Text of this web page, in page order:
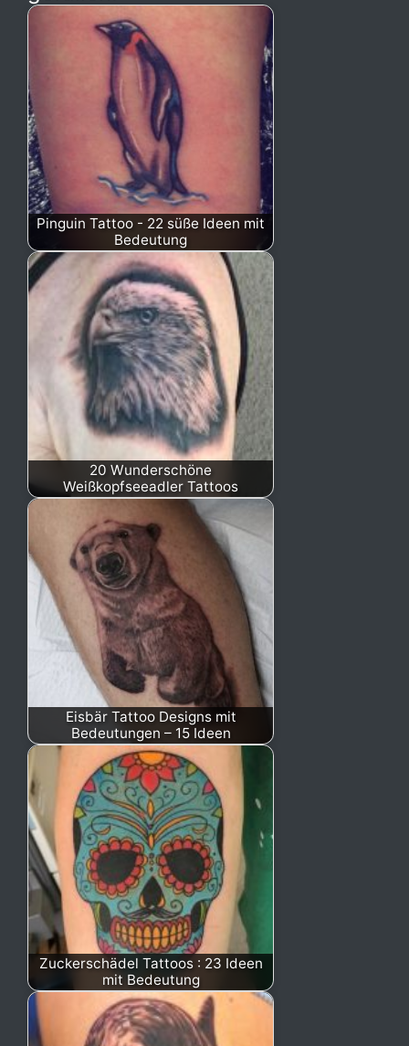
Pinguin Tattoo - 22 süße Ideen mit
Bedeutung
20 Wunderschöne
Weißkopfseeadler Tattoos
Eisbär Tattoo Designs mit
Bedeutungen – 15 Ideen
Zuckerschädel Tattoos : 23 Ideen
mit Bedeutung